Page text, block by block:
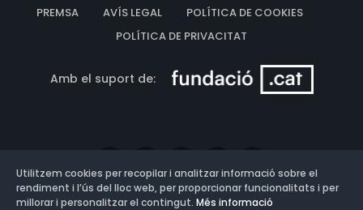
PREMSA
AVÍS LEGAL
POLÍTICA DE COOKIES
POLÍTICA DE PRIVACITAT
Amb el suport de:
Utilitzem cookies per recopilar i analitzar informació sobre el
rendiment i l’ús del lloc web, per proporcionar funcionalitats i per
millorar i personalitzar el contingut. Més informació